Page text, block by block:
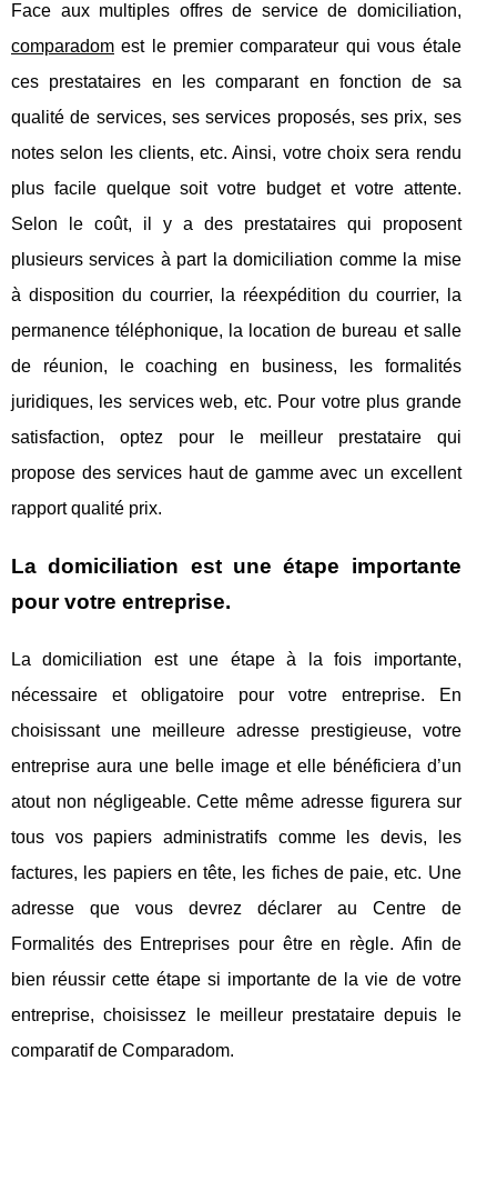
Face aux multiples offres de service de domiciliation,
comparadom est le premier comparateur qui vous étale
ces prestataires en les comparant en fonction de sa
qualité de services, ses services proposés, ses prix, ses
notes selon les clients, etc. Ainsi, votre choix sera rendu
plus facile quelque soit votre budget et votre attente.
Selon le coût, il y a des prestataires qui proposent
plusieurs services à part la domiciliation comme la mise
à disposition du courrier, la réexpédition du courrier, la
permanence téléphonique, la location de bureau et salle
de réunion, le coaching en business, les formalités
juridiques, les services web, etc. Pour votre plus grande
satisfaction, optez pour le meilleur prestataire qui
propose des services haut de gamme avec un excellent
rapport qualité prix.
La domiciliation est une étape importante
pour votre entreprise.
La domiciliation est une étape à la fois importante,
nécessaire et obligatoire pour votre entreprise. En
choisissant une meilleure adresse prestigieuse, votre
entreprise aura une belle image et elle bénéficiera d’un
atout non négligeable. Cette même adresse figurera sur
tous vos papiers administratifs comme les devis, les
factures, les papiers en tête, les fiches de paie, etc. Une
adresse que vous devrez déclarer au Centre de
Formalités des Entreprises pour être en règle. Afin de
bien réussir cette étape si importante de la vie de votre
entreprise, choisissez le meilleur prestataire depuis le
comparatif de Comparadom.